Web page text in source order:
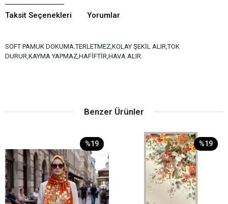
Taksit Seçenekleri Yorumlar
SOFT PAMUK DOKUMA.TERLETMEZ,KOLAY ŞEKİL ALIR,TOK
DURUR,KAYMA YAPMAZ,HAFİFTİR,HAVA ALIR.
Benzer Ürünler
%19 %19